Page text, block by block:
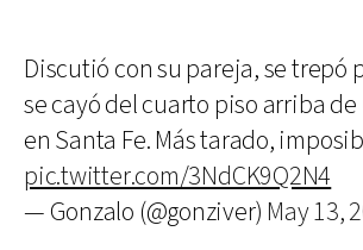
Discutió con su pareja, se trepó
se cayó del cuarto piso arriba
en Santa Fe. Más tarado,
pic.twitter.com/3NdCK9Q2N4
— Gonzalo (@gonziver) May 13,